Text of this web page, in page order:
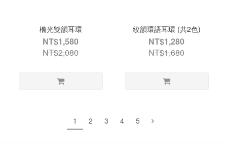
橢光雙韻耳環
NT$1,580
NT$2,080
絞韻環語耳環 (共2色)
NT$1,280
NT$1,680
1 2 3 4 5